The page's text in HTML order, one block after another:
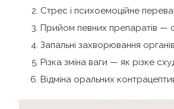
Стрес і психоемоційне
Прийом певних препаратів —
Запальні захворювання
Різка зміна ваги — як різке
Відміна оральних